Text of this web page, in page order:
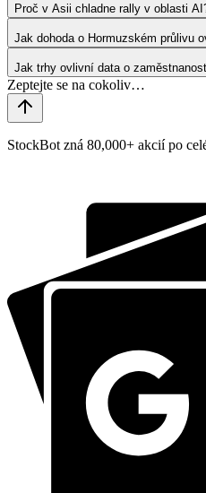
Proč v Asii chladne rally v oblasti
Jak dohoda o Hormuzském průlivu
Jak trhy ovlivní data o
StockBot zná 80,000+ akcií po